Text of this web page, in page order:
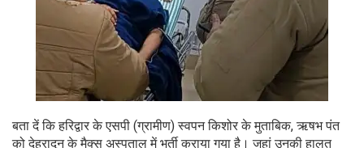
बता दें कि हरिद्वार के एसपी (ग्रामीण) स्वपन किशोर के मुताबिक, ऋषभ पंत
को देहरादून के मैक्स अस्पताल में भर्ती कराया गया है। जहां उनकी हालत